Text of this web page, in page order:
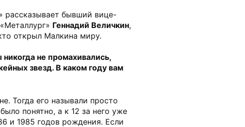
рассказывает бывший вице-
Геннадий Величкин,
открыл Малкина миру.
не промахивались,
звезд. В каком году вам
Тогда его называли просто
понятно, а к 12 за него уже
и 1985 годов рождения. Если